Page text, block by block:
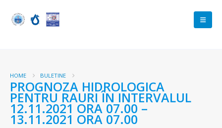
HOME BULETINE
PROGNOZA HIDROLOGICA
PENTRU RAURI ÎN INTERVALUL
12.11.2021 ORA 07.00 –
13.11.2021 ORA 07.00